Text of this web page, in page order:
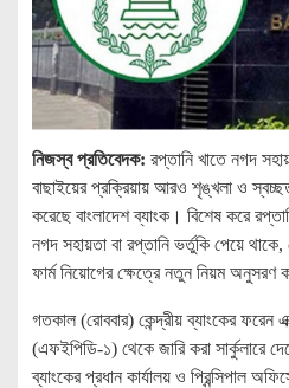
নিজস্ব প্রতিবেদক: রপ্তানি খাতে নগদ
বাছাইয়ের প্রক্রিয়ায় আরও শৃঙ্খলা ও
করেছে বাংলাদেশ ব্যাংক। বিশেষ করে
নগদ সহায়তা বা রপ্তানি ভর্তুকি পেয়ে
ফার্ম নিয়োগের ক্ষেত্রে নতুন নিয়ম অনুসরণ
গতকাল (রোববার) কেন্দ্রীয় ব্যাংকের ফরেন
(এফইপিডি-১) থেকে জারি করা সার্কুলারে
ব্যাংকের প্রধান কার্যালয় ও প্রিন্সিপাল